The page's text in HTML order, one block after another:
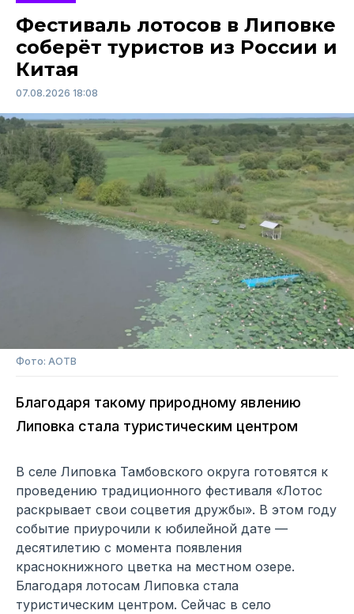
Фестиваль лотосов в Липовке
соберёт туристов из России и
Китая
07.08.2026 18:08
Фото: АОТВ
Благодаря такому природному явлению
Липовка стала туристическим центром
В селе Липовка Тамбовского округа готовятся к
проведению традиционного фестиваля «Лотос
раскрывает свои соцветия дружбы». В этом году
событие приурочили к юбилейной дате —
десятилетию с момента появления
краснокнижного цветка на местном озере.
Благодаря лотосам Липовка стала
туристическим центром. Сейчас в село